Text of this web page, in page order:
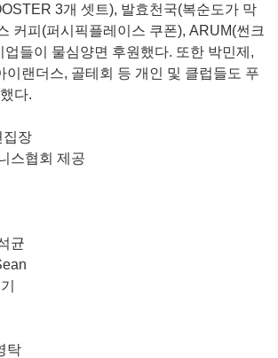
3개 셋트), 발효천국(복순도가 막
커피(퍼시픽플레이스 쿠폰), ARUM(썬크
업들이 물심양면 후원했다. 또한 박민제,
이랜더스, 골테회 등 개인 및 클럽들도 푸
다.
집장
스협회 제공
균
탁